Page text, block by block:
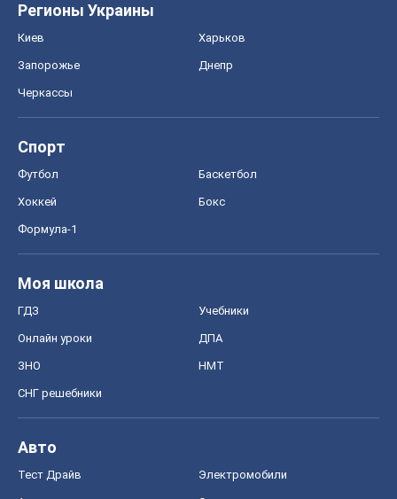
Регионы Украины
Киев Харьков
Запорожье Днепр
Черкассы
Спорт
Футбол Баскетбол
Хоккей Бокс
Формула-1
Моя школа
ГДЗ Учебники
Онлайн уроки ДПА
ЗНО НМТ
СНГ решебники
Авто
Тест Драйв Электромобили